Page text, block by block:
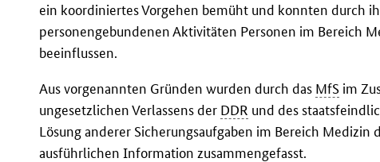
ein koordiniertes Vorgehen bemüht und konnten durch
personengebundenen Aktivitäten Personen im Bereich
beeinflussen.
Aus vorgenannten Gründen wurden durch das MfS im
ungesetzlichen Verlassens der DDR und des
Lösung anderer Sicherungsaufgaben im Bereich Medizin
ausführlichen Information zusammengefasst.